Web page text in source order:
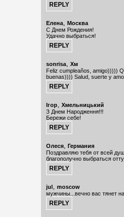
Елена, Москва
С Днем Рождения!
Удачно выбраться!
sonrisa, Хм
Feliz cumpleaños, amigo)))))
buenas)))) Salud, suerte y
Ігор, Хмельницький
З Днем Народження!!!
Бережи себе!
Олеся, Германия
Поздравляю тебя от всей
благополучно выбраться
jul, moscow
мужчины...вечно вас тянет